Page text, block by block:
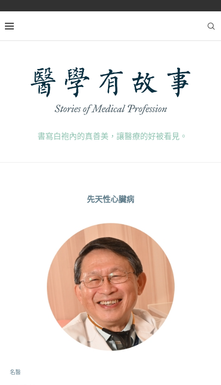
書寫白袍內的真善美，讓醫療的好被看見。
先天性心臟病
名醫